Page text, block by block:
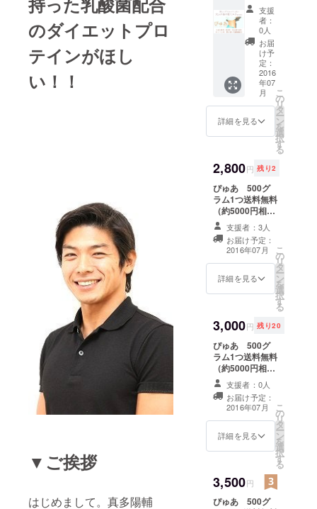
のダイエットプロ
テインがほし
い！！
▼ご挨拶
はじめまして。真多陽輔
楽しさをふ
まえて、自
分のからだ
が変化して
いく喜び
や、健康で
あることの
すばらしさ
をたくさん
ていきたい
です。
また、ダイ
エット中の
栄養不足
や、高齢者
の咀嚼力低
下による小
ンパク質不
足などの問
題解決のご
提案ができ
るような商
品を随時企
画させてい
ただき、皆
様の健康な
イルを支え
ていきたい
をお送
り致し
ます。
支援
者：
0人
お届
け予
定：
2016
年07
月
詳細を見る
こ
の
リ
タ
ー
ン
を
選
択
す
る
2,800円 残り2
ぴゅあ 500グ
ラム1つ送料無料
（約5000円相
当）をお送りい
たします。（レ
ターパック予
定） ※こちらの
成分表記、ご注
意に関しまして
いいたします。
支援者：3人
お届け予定：
2016年07月
詳細を見る
こ
の
リ
タ
ー
ン
を
選
択
す
る
3,000円 残り20
ぴゅあ 500グ
ラム1つ送料無料
（約5000円相
当）をお送りい
たします。（レ
ターパック予
定） ※こちらの
成分表記、ご注
意に関しまして
いいたします。
支援者：0人
お届け予定：
2016年07月
詳細を見る
こ
の
リ
タ
ー
ン
を
選
択
す
る
3,500円
ぴゅあ 500グ